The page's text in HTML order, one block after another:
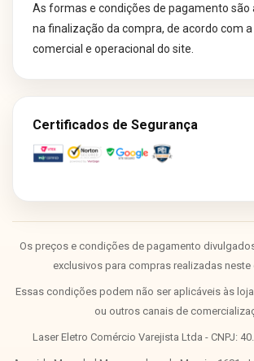
As formas e condições de pagamento são
na finalização da compra, de acordo com
comercial e operacional do site.
Certificados de Segurança
Os preços e condições de pagamento
exclusivos para compras realizadas neste
Essas condições podem não ser aplicáveis às
ou outros canais de
Laser Eletro Comércio Varejista Ltda - CNPJ: